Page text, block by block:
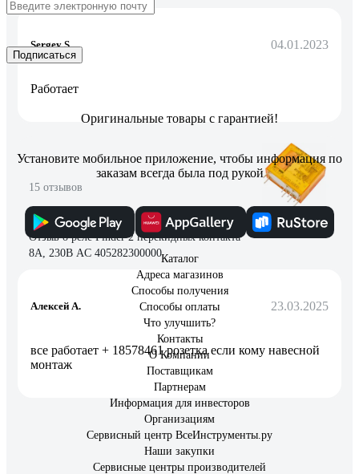
Sergey S. 04.01.2023
Работает
15 отзывов
Отзыв о реле Finder 2 перекидных контакта
8А, 230В AC 405282300000
Алексей А. 23.03.2025
все работает + 18578461 розетка если кому навесной
монтаж
Подписаться
Оригинальные товары с гарантией!
Установите мобильное приложение, чтобы информация по
заказам всегда была под рукой
Каталог
Адреса магазинов
Способы получения
Способы оплаты
Что улучшить?
Контакты
О Компании
Поставщикам
Партнерам
Информация для инвесторов
Организациям
Сервисный центр ВсеИнструменты.ру
Наши закупки
Сервисные центры производителей